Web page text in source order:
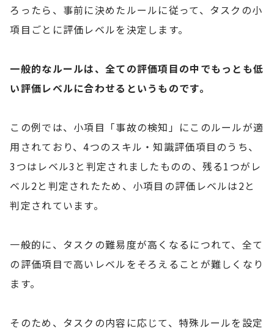
ろったら、事前に決めたルールに従って、タスクの小
項目ごとに評価レベルを決定します。
一般的なルールは、全ての評価項目の中でもっとも低
い評価レベルに合わせるというものです。
この例では、小項目「事故の検知」にこのルールが適
用されており、4つのスキル・知識評価項目のうち、
3つはレベル3と判定されましたものの、残る1つがレ
ベル2と判定されたため、小項目の評価レベルは2と
判定されています。
一般的に、タスクの難易度が高くなるにつれて、全て
の評価項目で高いレベルをそろえることが難しくなり
ます。
そのため、タスクの内容に応じて、特殊ルールを設定